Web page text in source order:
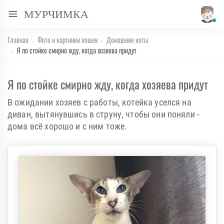
МУРЧИМКА
Главная Фото и картинки кошек
Домашние коты
Я по стойке смирно жду, когда хозяева придут
Я по стойке смирно жду, когда хозяева придут
В ожидании хозяев с работы, котейка уселся на
диван, вытянувшись в струну, чтобы они поняли -
дома всё хорошо и с ним тоже.